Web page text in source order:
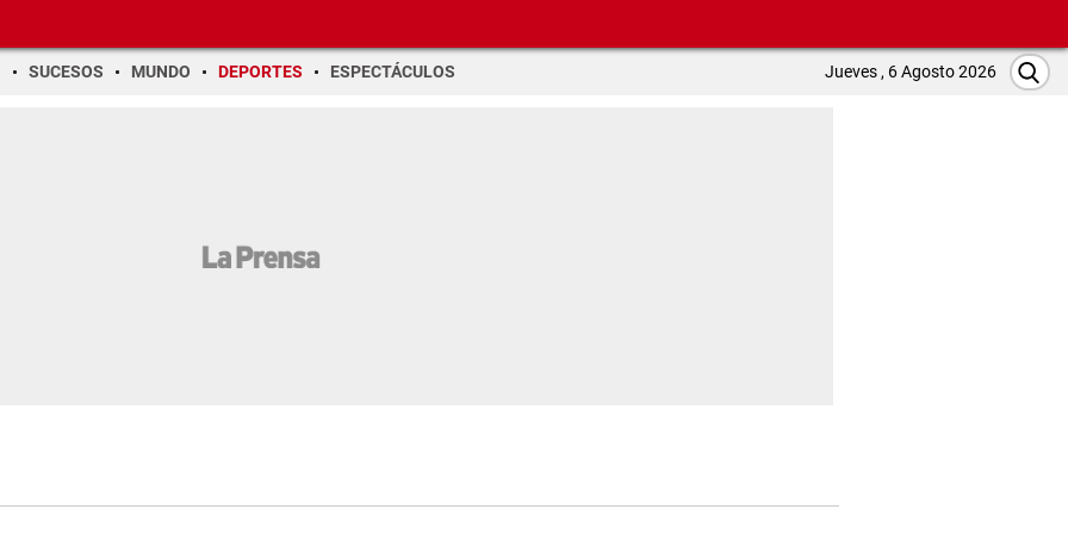
SUCESOS MUNDO DEPORTES ESPECTÁCULOS Jueves , 6 Agosto 2026